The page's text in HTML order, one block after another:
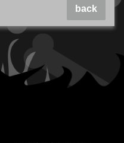
back